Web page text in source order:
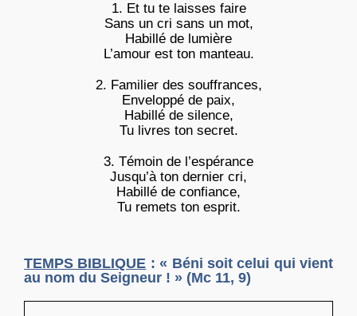
1. Et tu te laisses faire
Sans un cri sans un mot,
Habillé de lumière
L’amour est ton manteau.
2. Familier des souffrances,
Enveloppé de paix,
Habillé de silence,
Tu livres ton secret.
3. Témoin de l’espérance
Jusqu’à ton dernier cri,
Habillé de confiance,
Tu remets ton esprit.
TEMPS BIBLIQUE : « Béni soit celui qui vient
au nom du Seigneur ! » (Mc 11, 9)